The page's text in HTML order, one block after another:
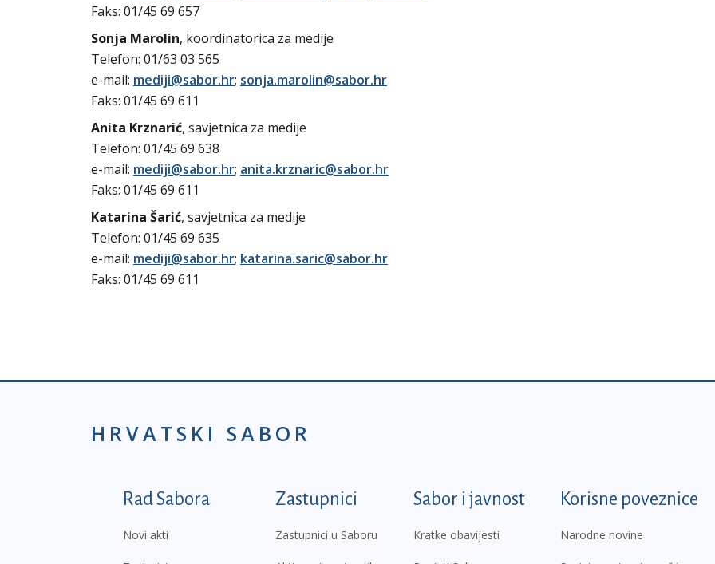
Faks: 01/45 69 657
Sonja Marolin, koordinatorica za medije
Telefon: 01/63 03 565
e-mail: mediji@sabor.hr; sonja.marolin@sabor.hr
Faks: 01/45 69 611
Anita Krznarić, savjetnica za medije
Telefon: 01/45 69 638
e-mail: mediji@sabor.hr; anita.krznaric@sabor.hr
Faks: 01/45 69 611
Katarina Šarić, savjetnica za medije
Telefon: 01/45 69 635
e-mail: mediji@sabor.hr; katarina.saric@sabor.hr
Faks: 01/45 69 611
HRVATSKI SABOR
Podnožje prvi izbornik
Rad Sabora
Novi akti
Zastupnici
Zastupnici u Saboru
Sabor i javnost
Kratke obavijesti
Korisne poveznice
Narodne novine